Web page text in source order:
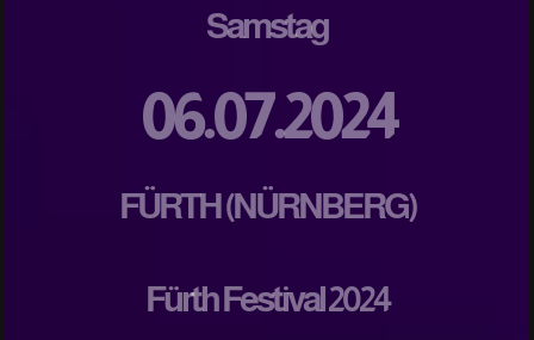
Samstag
06.07.2024
FÜRTH (NÜRNBERG)
Fürth Festival 2024